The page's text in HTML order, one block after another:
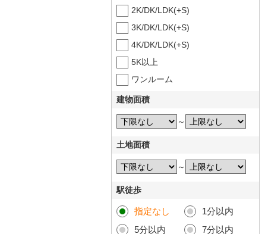
2K/DK/LDK(+S)
3K/DK/LDK(+S)
4K/DK/LDK(+S)
5K以上
ワンルーム
建物面積
～
土地面積
～
駅徒歩
指定なし
1分以内
5分以内
7分以内